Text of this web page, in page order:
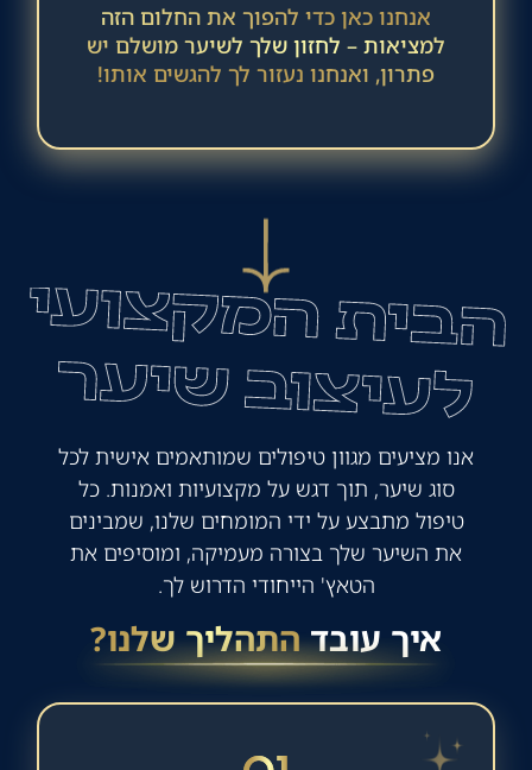
אנחנו כאן כדי להפוך את החלום הזה
למציאות – לחזון שלך לשיער מושלם יש
פתרון, ואנחנו נעזור לך להגשים אותו!
איך עובדהתהליך שלנו?
אנו מציעים מגוון טיפולים שמותאמים אישית לכל
סוג שיער, תוך דגש על מקצועיות ואמנות. כל
טיפול מתבצע על ידי המומחים שלנו, שמבינים
את השיער שלך בצורה מעמיקה, ומוסיפים את
הטאץ' הייחודי הדרוש לך.